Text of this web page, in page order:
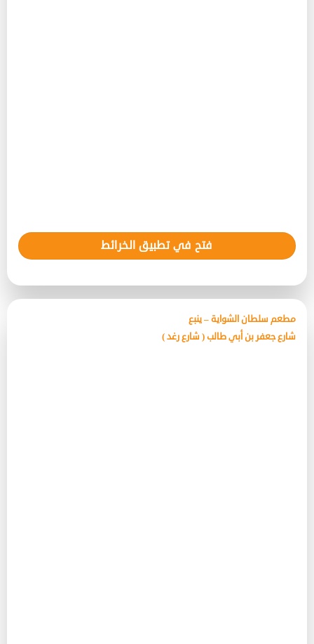
فتح في تطبيق الخرائط
مطعم سلطان الشواية – ينبع
شارع جعفر بن أبي طالب ( شارع رغد )